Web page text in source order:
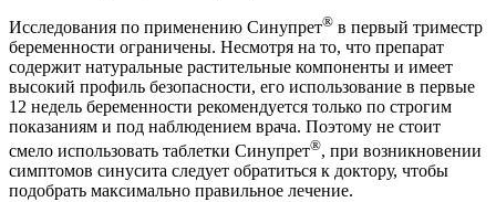
Исследования по применению Синупрет® в первый триместр
беременности ограничены. Несмотря на то, что препарат
содержит натуральные растительные компоненты и имеет
высокий профиль безопасности, его использование в первые
12 недель беременности рекомендуется только по строгим
показаниям и под наблюдением врача. Поэтому не стоит
смело использовать таблетки Синупрет®, при возникновении
симптомов синусита следует обратиться к доктору, чтобы
подобрать максимально правильное лечение.